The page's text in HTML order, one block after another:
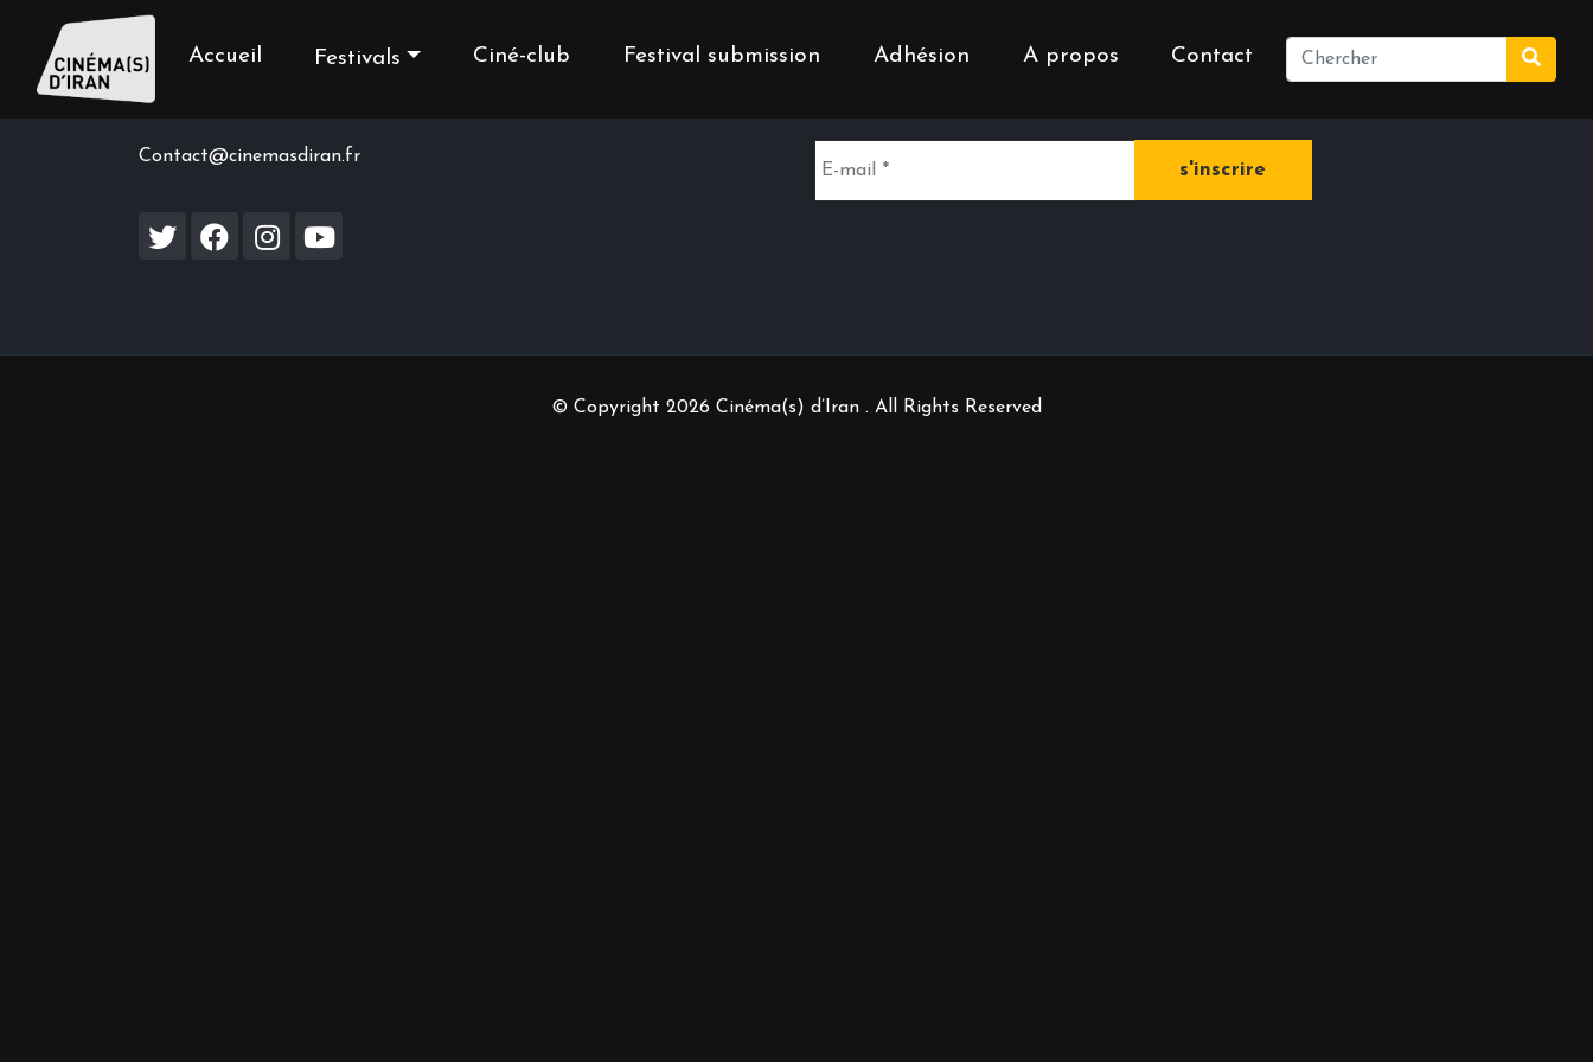
Accueil Festivals Ciné-club Festival submission Adhésion A propos Contact
Contact us
Contact@cinemasdiran.fr
Inscrivez-vous à notre newsletter
© Copyright 2026 Cinéma(s) d’Iran . All Rights Reserved